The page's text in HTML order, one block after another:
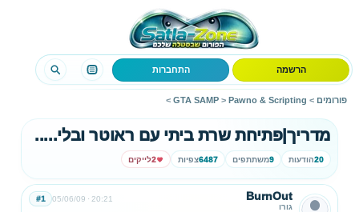
הרשמה התחברות
פורומים >
GTA SAMP > Pawno & Scripting
>
מדריך|פתיחת שרת ביתי עם ראוטר ובלי.....
20הודעות 9משתתפים 6487צפיות 2לייקים
BurnOut
גורו
05/06/09 20:21
#1